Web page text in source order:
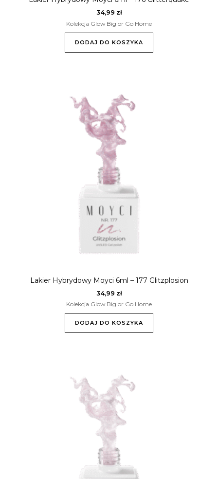
34,99 zł
Kolekcja Glow Big or Go Home
DODAJ DO KOSZYKA
Lakier Hybrydowy Moyci 6ml – 177 Glitzplosion
34,99 zł
Kolekcja Glow Big or Go Home
DODAJ DO KOSZYKA